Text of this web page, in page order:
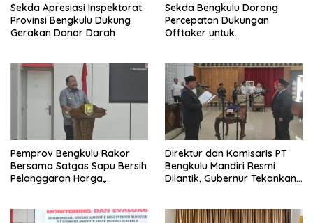
Sekda Apresiasi Inspektorat
Provinsi Bengkulu Dukung
Gerakan Donor Darah
Sekda Bengkulu Dorong
Percepatan Dukungan
Offtaker untuk
Pemprov Bengkulu Rakor
Bersama Satgas Sapu Bersih
Pelanggaran Harga,
Masih Jadi Sorotan
Direktur dan Komisaris PT
Bengkulu Mandiri Resmi
Dilantik, Gubernur Tekankan